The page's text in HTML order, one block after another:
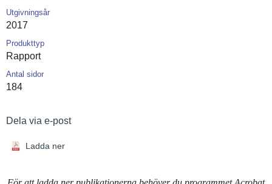
Utgivningsår
2017
Produkttyp
Rapport
Antal sidor
184
Dela via e-post
Ladda ner